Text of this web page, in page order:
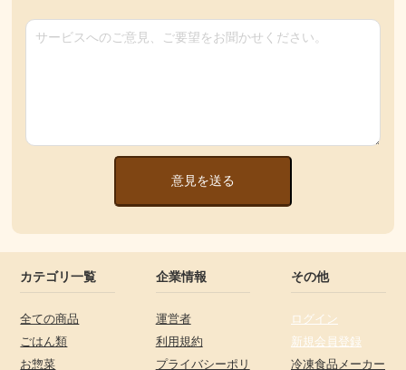
意見を送る
カテゴリ一覧
全ての商品
ごはん類
お惣菜
企業情報
運営者
利用規約
プライバシーポリ
その他
ログイン
新規会員登録
冷凍食品メーカー